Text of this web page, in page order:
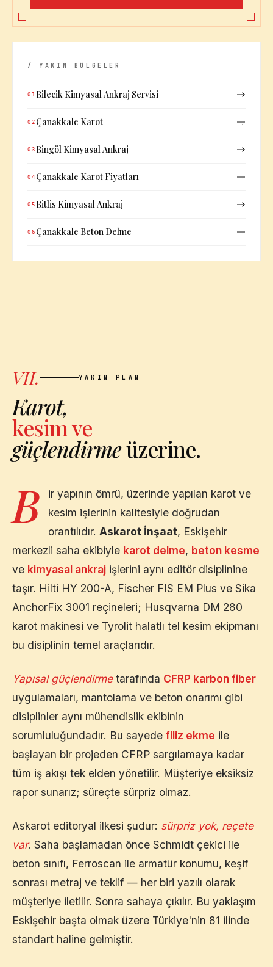
/ YAKIN BÖLGELER
01 Bilecik Kimyasal Ankraj Servisi
02 Çanakkale Karot
03 Bingöl Kimyasal Ankraj
04 Çanakkale Karot Fiyatları
05 Bitlis Kimyasal Ankraj
06 Çanakkale Beton Delme
VII. YAKIN PLAN
Karot,
kesim ve
güçlendirmeüzerine.
B
ir yapının ömrü, üzerinde yapılan karot ve
kesim işlerinin kalitesiyle doğrudan
orantılıdır. Askarot İnşaat, Eskişehir
merkezli saha ekibiyle karot delme, beton kesme
ve kimyasal ankraj işlerini aynı editör disiplinine
taşır. Hilti HY 200-A, Fischer FIS EM Plus ve Sika
AnchorFix 3001 reçineleri; Husqvarna DM 280
karot makinesi ve Tyrolit halatlı tel kesim ekipmanı
bu disiplinin temel araçlarıdır.
Yapısal güçlendirmetarafında CFRP karbon fiber
uygulamaları, mantolama ve beton onarımı gibi
disiplinler aynı mühendislik ekibinin
sorumluluğundadır. Bu sayede filiz ekme ile
başlayan bir projeden CFRP sargılamaya kadar
tüm iş akışı tek elden yönetilir. Müşteriye eksiksiz
rapor sunarız; süreçte sürpriz olmaz.
Askarot editoryal ilkesi şudur: sürpriz yok, reçete
var. Saha başlamadan önce Schmidt çekici ile
beton sınıfı, Ferroscan ile armatür konumu, keşif
sonrası metraj ve teklif — her biri yazılı olarak
müşteriye iletilir. Sonra sahaya çıkılır. Bu yaklaşım
Eskişehir başta olmak üzere Türkiye'nin 81 ilinde
standart haline gelmiştir.